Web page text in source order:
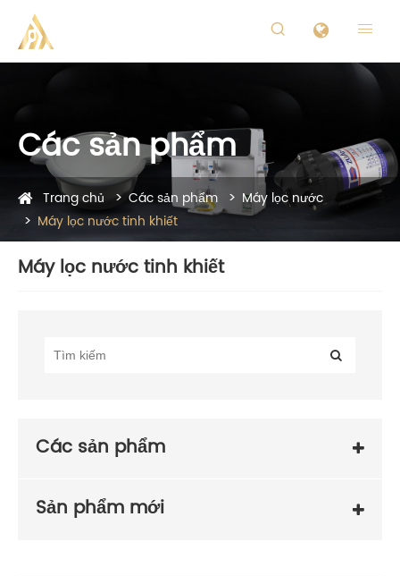
 
Các sản phẩm
Trang chủ Các sản phẩm
Máy lọc nước
Máy lọc nước tinh khiết
Máy lọc nước tinh khiết
Các sản phẩm
Sản phẩm mới